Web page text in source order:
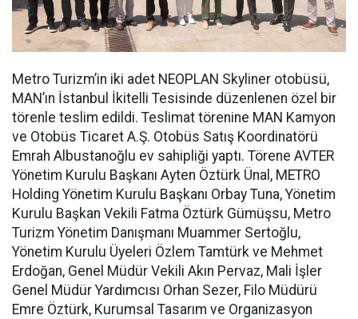
Metro Turizm’in iki adet NEOPLAN Skyliner otobüsü,
MAN’ın İstanbul İkitelli Tesisinde düzenlenen özel bir
törenle teslim edildi. Teslimat törenine MAN Kamyon
ve Otobüs Ticaret A.Ş. Otobüs Satış Koordinatörü
Emrah Albustanoğlu ev sahipliği yaptı. Törene AVTER
Yönetim Kurulu Başkanı Ayten Öztürk Ünal, METRO
Holding Yönetim Kurulu Başkanı Orbay Tuna, Yönetim
Kurulu Başkan Vekili Fatma Öztürk Gümüşsu, Metro
Turizm Yönetim Danışmanı Muammer Sertoğlu,
Yönetim Kurulu Üyeleri Özlem Tamtürk ve Mehmet
Erdoğan, Genel Müdür Vekili Akın Pervaz, Mali İşler
Genel Müdür Yardımcısı Orhan Sezer, Filo Müdürü
Emre Öztürk, Kurumsal Tasarım ve Organizasyon